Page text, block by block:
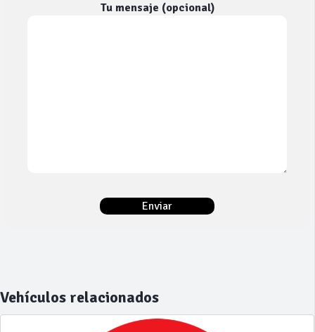
Tu mensaje (opcional)
Vehículos relacionados